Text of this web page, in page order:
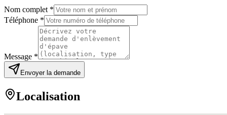
Nom complet *
Téléphone *
Message *
Envoyer la demande
Localisation